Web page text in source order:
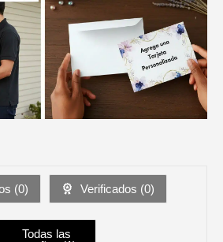
(0) Verificados (0)
Todas las